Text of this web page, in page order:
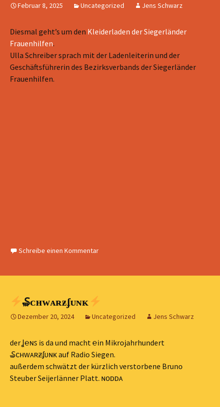
Februar 8, 2025 Uncategorized Jens Schwarz
Diesmal geht’s um den Kleiderladen der Siegerländer
Frauenhilfen.
Ulla Schreiber sprach mit der Ladenleiterin und der
Geschäftsführerin des Bezirksverbands der Siegerländer
Frauenhilfen.
Schreibe einen Kommentar
₷ᴄʜᴡᴀʀƶʄᴜɴᴋ
Dezember 20, 2024 Uncategorized Jens Schwarz
der Ʝ℮ɴꜱ is da und macht ℮in Mikrojahrhundert
₷ᴄʜᴡᴀʀƶʄᴜɴᴋ auf Radio Siegen.
außerdem schwätzt der kürzlich verstorbene Bruno
Steuber Seijerlänner Platt. ɴᴏᴅᴅᴀ